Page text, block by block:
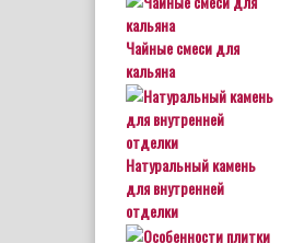
Чайные смеси для
кальяна
Натуральный камень
для внутренней
отделки